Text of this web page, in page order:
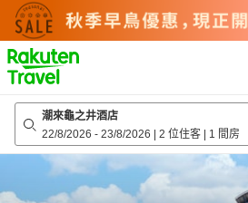
to
top
page
潮來龜之井酒店
22/8/2026 - 23/8/2026 | 2 位住客 | 1 間房